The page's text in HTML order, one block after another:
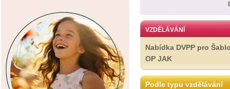
VZDĚLÁVÁNÍ
Nabídka DVPP pro
OP JAK
Podle typu vzdělávání